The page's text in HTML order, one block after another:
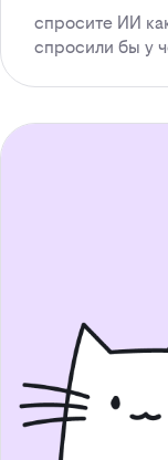
спросите ИИ
спросили бы у